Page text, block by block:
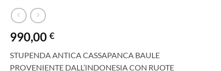
990,00 €
STUPENDA ANTICA CASSAPANCA BAULE
PROVENIENTE DALL’INDONESIA CON RUOTE